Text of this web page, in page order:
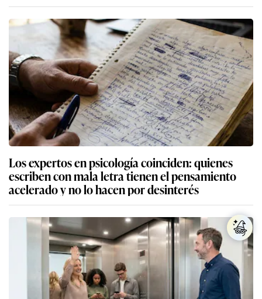
Los expertos en psicología coinciden: quienes
escriben con mala letra tienen el pensamiento
acelerado y no lo hacen por desinterés